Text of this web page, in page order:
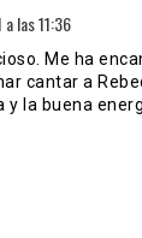
las 11:36
Me ha
cantar a
y la buena